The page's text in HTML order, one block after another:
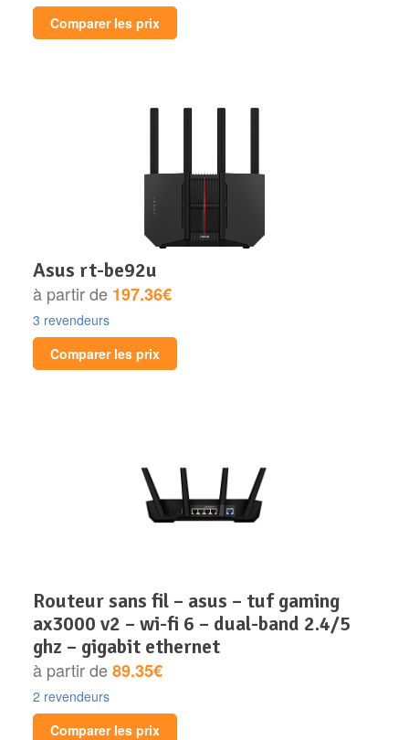
Comparer les prix
asus rt-be92u
à partir de 197.36€
3 revendeurs
Comparer les prix
routeur sans fil – asus – tuf gaming
ax3000 v2 – wi-fi 6 – dual-band 2.4/5
ghz – gigabit ethernet
à partir de89.35€
2 revendeurs
Comparer les prix